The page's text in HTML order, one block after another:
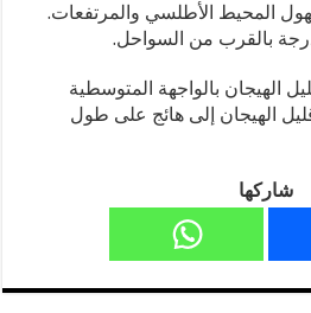
36 درجة بسهول المحيط الأطلسي والمرتفعات.
الهيجان بالواجهة المتوسطية
الهيجان إلى هائج على طول
شاركها